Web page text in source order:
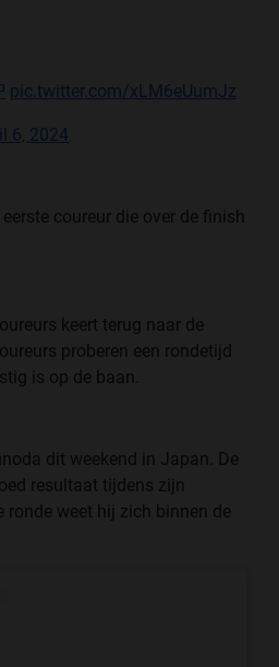
pic.twitter.com/xLM6eUumJz
6, 2024
coureur die over de finish
keert terug naar de
proberen een rondetijd
is op de baan.
dit weekend in Japan. De
resultaat tijdens zijn
ronde weet hij zich binnen de